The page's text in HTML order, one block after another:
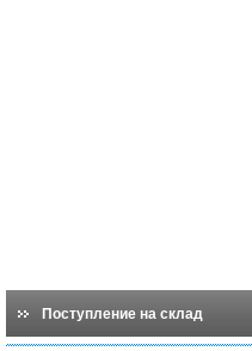
Поступление на склад